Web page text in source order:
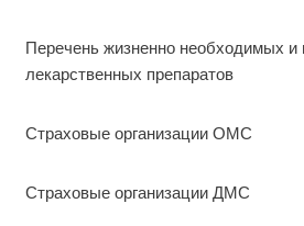
Перечень жизненно необходимых и
лекарственных препаратов
Страховые организации ОМС
Страховые организации ДМС